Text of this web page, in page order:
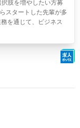
肢を増やしたい方募
スタートした先輩が多
を通じて、ビジネス